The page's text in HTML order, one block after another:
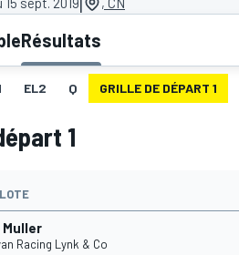
Résultats
EL2 Q GRILLE DE DÉPART 1
1
Muller
Racing Lynk & Co